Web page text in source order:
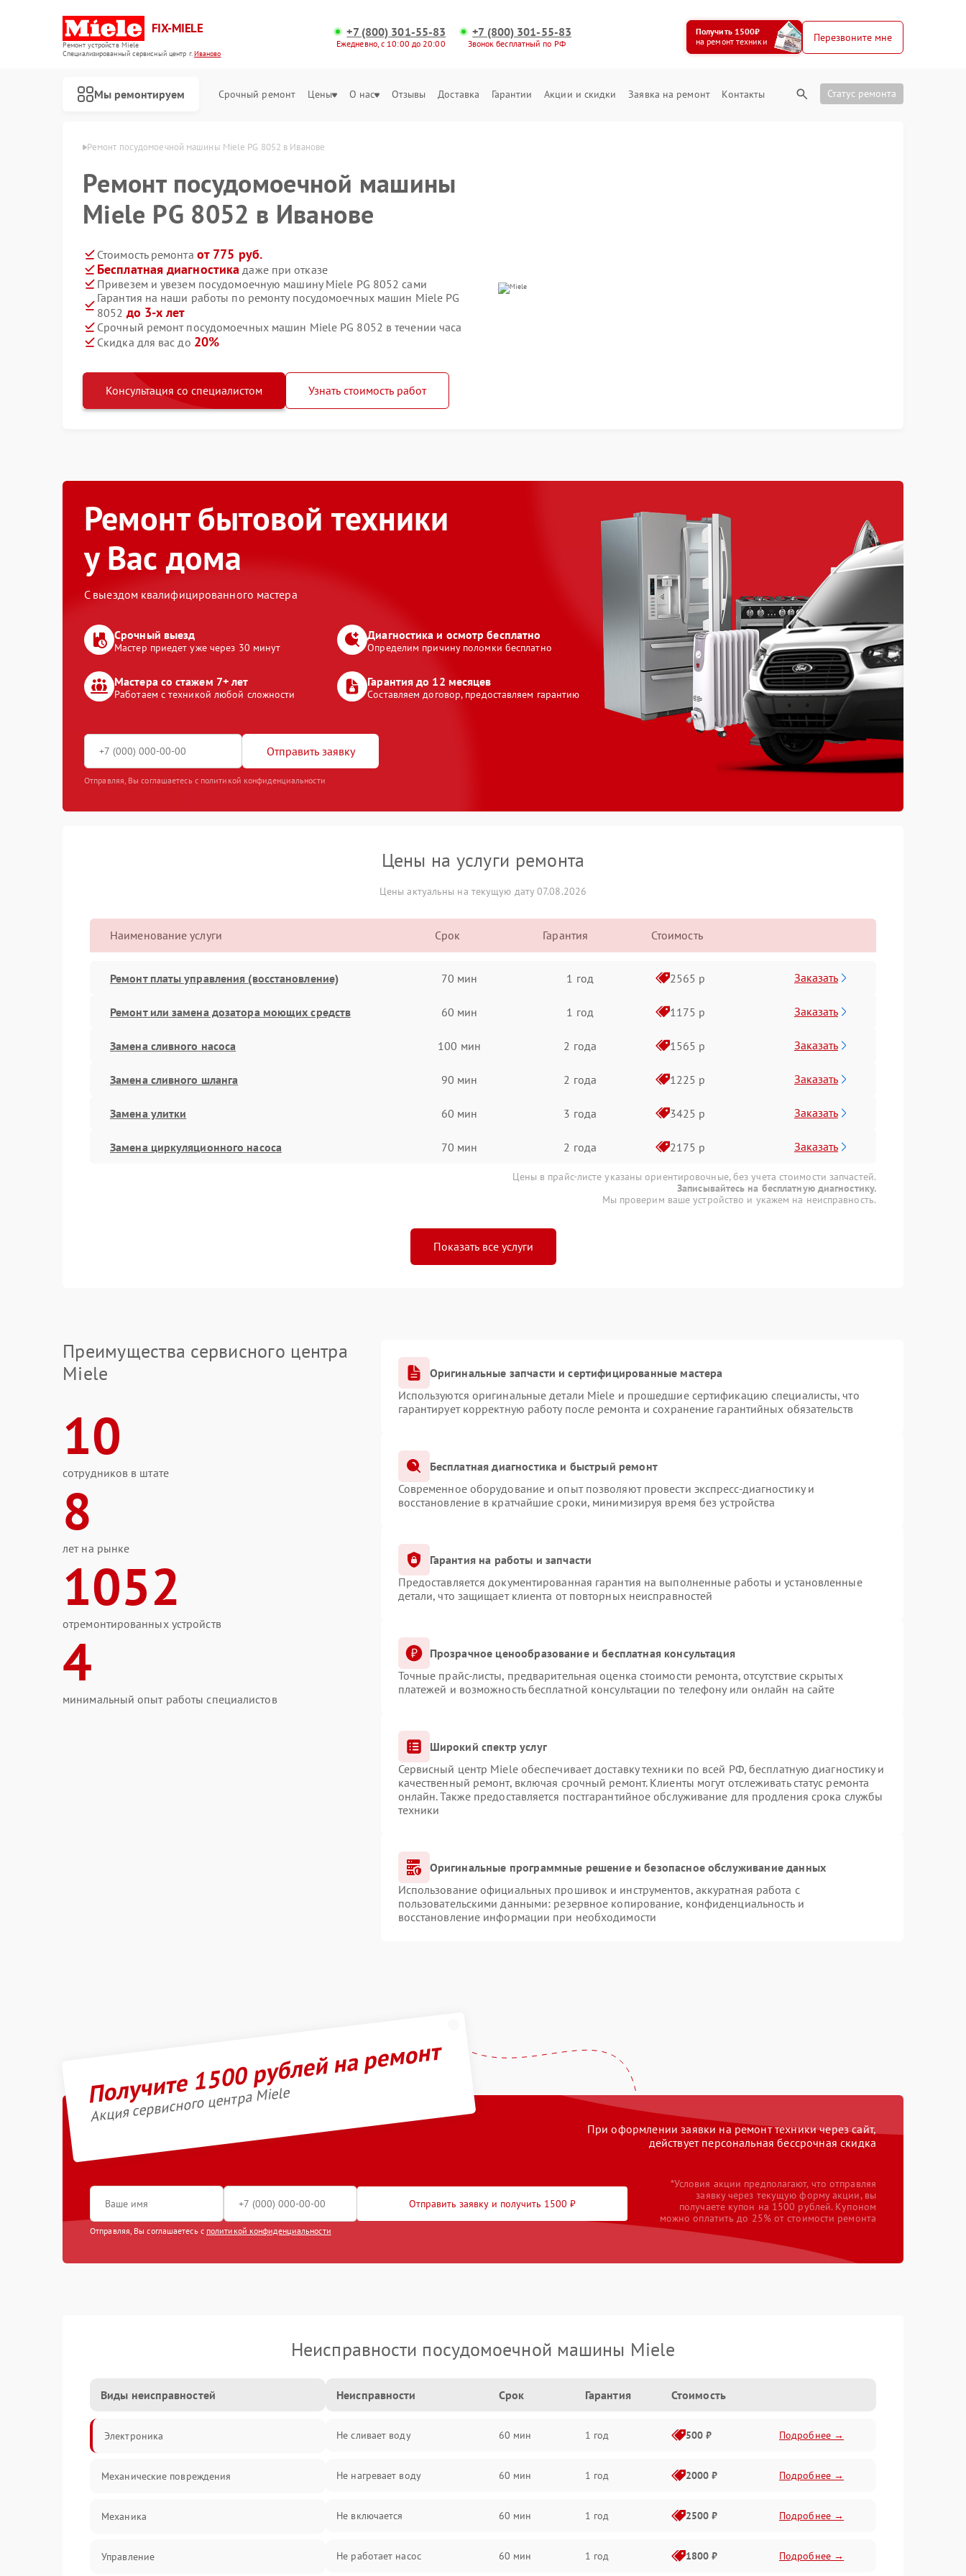
FIX-MIELE
Ремонт устройств Miele
Специализированный cервисный центр г.Иваново
+7 (800) 301-55-83
Ежедневно, с 10:00 до 20:00
+7 (800) 301-55-83
Звонок бесплатный по РФ
Получить 1500₽
на ремонт техники
Перезвоните мне
Мы ремонтируем Срочный ремонт Цены О нас Отзывы Доставка Гарантии Акции и скидки Заявка на ремонт Контакты Статус ремонта
Ремонт посудомоечной машины Miele PG 8052 в Иванове
Ремонт посудомоечной машины
Miele PG 8052 в Иванове
Стоимость ремонта от 775 руб.
Бесплатная диагностика даже при отказе
Привезем и увезем посудомоечную машину Miele PG 8052 сами
Гарантия на наши работы по ремонту посудомоечных машин Miele PG
8052 до 3-х лет
Срочный ремонт посудомоечных машин Miele PG 8052 в течении часа
Скидка для вас до 20%
Консультация со специалистом Узнать стоимость работ
Ремонт бытовой техники
у Вас дома
С выездом квалифицированного мастера
Срочный выезд
Мастер приедет уже через 30 минут
Диагностика и осмотр бесплатно
Определим причину поломки бесплатно
Мастера со стажем 7+ лет
Работаем с техникой любой сложности
Гарантия до 12 месяцев
Составляем договор, предоставляем гарантию
Отправить заявку
Отправляя, Вы соглашаетесь с политикой конфиденциальности
Цены на услуги ремонта
Цены актуальны на текущую дату 07.08.2026
Наименование услуги Срок Гарантия Стоимость
Ремонт платы управления (восстановление) 70 мин 1 год 2565 р Заказать
Ремонт или замена дозатора моющих средств 60 мин 1 год 1175 р Заказать
Замена сливного насоса 100 мин 2 года 1565 р Заказать
Замена сливного шланга 90 мин 2 года 1225 р Заказать
Замена улитки 60 мин 3 года 3425 р Заказать
Замена циркуляционного насоса 70 мин 2 года 2175 р Заказать
Цены в прайс-листе указаны ориентировочные, без учета стоимости запчастей.
Записывайтесь на бесплатную диагностику.
Мы проверим ваше устройство и укажем на неисправность.
Показать все услуги
Преимущества сервисного центра
Miele
10
сотрудников в штате
8
лет на рынке
1052
отремонтированных устройств
4
минимальный опыт работы специалистов
Оригинальные запчасти и сертифицированные мастера
Используются оригинальные детали Miele и прошедшие сертификацию специалисты, что
гарантирует корректную работу после ремонта и сохранение гарантийных обязательств
Бесплатная диагностика и быстрый ремонт
Современное оборудование и опыт позволяют провести экспресс-диагностику и
восстановление в кратчайшие сроки, минимизируя время без устройства
Гарантия на работы и запчасти
Предоставляется документированная гарантия на выполненные работы и установленные
детали, что защищает клиента от повторных неисправностей
Прозрачное ценообразование и бесплатная консультация
Точные прайс-листы, предварительная оценка стоимости ремонта, отсутствие скрытых
платежей и возможность бесплатной консультации по телефону или онлайн на сайте
Широкий спектр услуг
Сервисный центр Miele обеспечивает доставку техники по всей РФ, бесплатную диагностику и
качественный ремонт, включая срочный ремонт. Клиенты могут отслеживать статус ремонта
онлайн. Также предоставляется постгарантийное обслуживание для продления срока службы
техники
Оригинальные программные решение и безопасное обслуживание данных
Использование официальных прошивок и инструментов, аккуратная работа с
пользовательскими данными: резервное копирование, конфиденциальность и
восстановление информации при необходимости
Получите 1500 рублей на ремонт
Акция сервисного центра Miele
При оформлении заявки на ремонт техники через сайт,
действует персональная бессрочная скидка
Отправить заявку и получить 1500 ₽
Отправляя, Вы соглашаетесь с политикой конфиденциальности
*Условия акции предполагают, что отправляя
заявку через текущую форму акции, вы
получаете купон на 1500 рублей. Купоном
можно оплатить до 25% от стоимости ремонта
Неисправности посудомоечной машины Miele
Виды неисправностей
Электроника
Механические повреждения
Механика
Управление
Неисправности Срок Гарантия Стоимость
Не сливает воду 60 мин 1 год 500 ₽ Подробнее →
Не нагревает воду 60 мин 1 год 2000 ₽ Подробнее →
Не включается 60 мин 1 год 2500 ₽ Подробнее →
Не работает насос 60 мин 1 год 1800 ₽ Подробнее →